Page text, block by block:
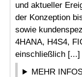
und aktueller
der Konzeption
sowie
4HANA, H4S4,
einschließlich [...]
MEHR